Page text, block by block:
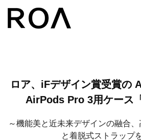
ロア、iFデザイン賞受賞の
AirPods Pro 3用ケース
～機能美と近未来デザインの融合
と着脱式ストラップ